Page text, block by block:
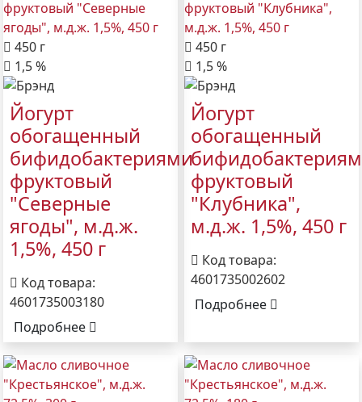
450 г
1,5 %
Йогурт
обогащенный
бифидобактериями
фруктовый
"Северные
ягоды", м.д.ж.
1,5%, 450 г
Код товара:
4601735003180
Подробнее
450 г
1,5 %
Йогурт
обогащенный
фруктовый
"Клубника",
м.д.ж. 1,5%, 450 г
Код товара:
4601735002602
Подробнее